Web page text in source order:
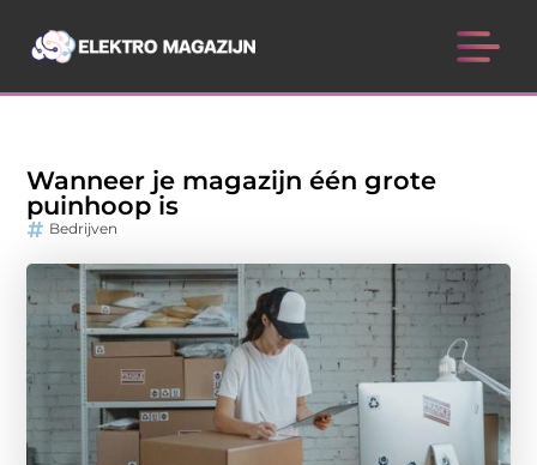
Wanneer je magazijn één grote
puinhoop is
Bedrijven